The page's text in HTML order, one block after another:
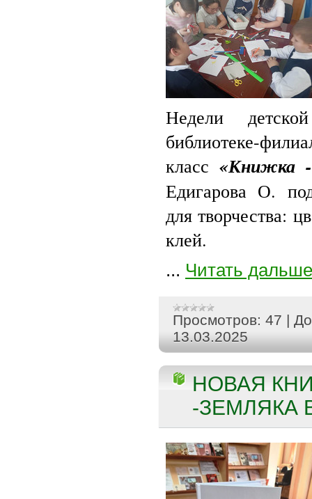
Недели
библиотеке-
класс«Книжка
Едигарова О.
для творчества:
клей.
... Читать
Просмотров: 47 |
13.03.2025
НОВАЯ
-ЗЕМЛЯКА